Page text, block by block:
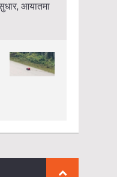
सुधार, आयातमा